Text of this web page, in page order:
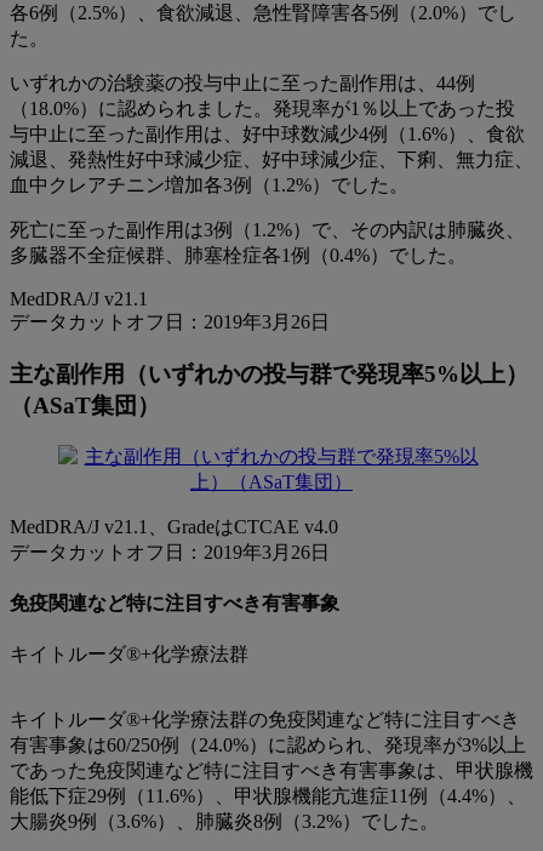
各6例（2.5%）、食欲減退、急性腎障害各5例（2.0%）でし
た。
いずれかの治験薬の投与中止に至った副作用は、44例
（18.0%）に認められました。発現率が1％以上であった投
与中止に至った副作用は、好中球数減少4例（1.6%）、食欲
減退、発熱性好中球減少症、好中球減少症、下痢、無力症、
血中クレアチニン増加各3例（1.2%）でした。
死亡に至った副作用は3例（1.2%）で、その内訳は肺臓炎、
多臓器不全症候群、肺塞栓症各1例（0.4%）でした。
MedDRA/J v21.1
データカットオフ日：2019年3月26日
主な副作用（いずれかの投与群で発現率5%以上）
（ASaT集団）
MedDRA/J v21.1、GradeはCTCAE v4.0
データカットオフ日：2019年3月26日
免疫関連など特に注目すべき有害事象
キイトルーダ®+化学療法群
キイトルーダ®+化学療法群の免疫関連など特に注目すべき
有害事象は60/250例（24.0%）に認められ、発現率が3%以上
であった免疫関連など特に注目すべき有害事象は、甲状腺機
能低下症29例（11.6%）、甲状腺機能亢進症11例（4.4%）、
大腸炎9例（3.6%）、肺臓炎8例（3.2%）でした。